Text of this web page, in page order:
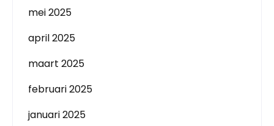
mei 2025
april 2025
maart 2025
februari 2025
januari 2025